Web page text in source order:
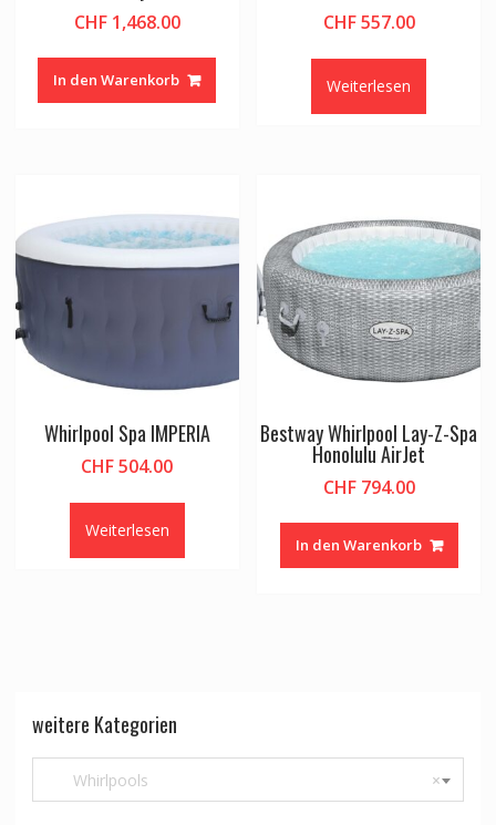
CHF1,468.00
In den Warenkorb
CHF557.00
Weiterlesen
Whirlpool Spa IMPERIA
CHF504.00
Weiterlesen
Bestway Whirlpool Lay-Z-Spa
Honolulu AirJet
CHF794.00
In den Warenkorb
weitere Kategorien
×
Whirlpools